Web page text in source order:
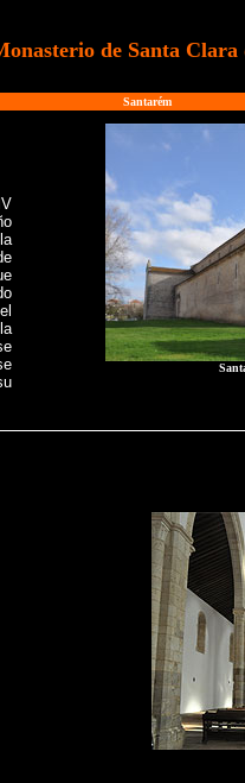
de Santa Clara
Santarém